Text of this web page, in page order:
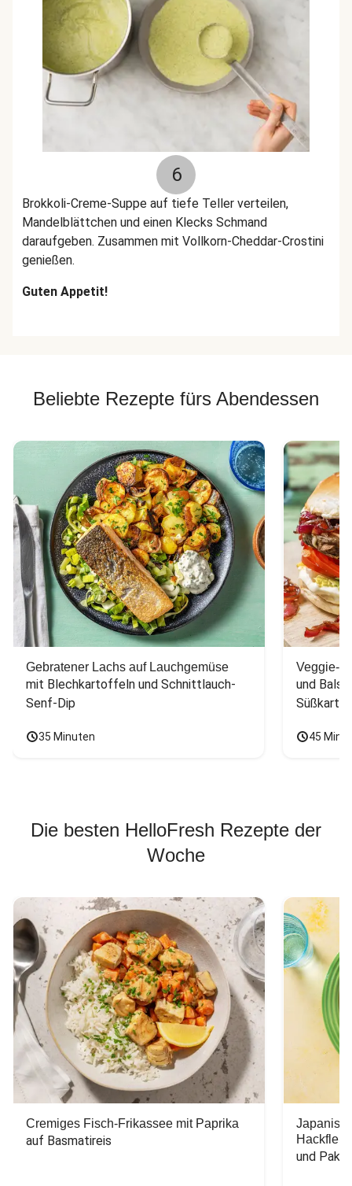
6
Brokkoli-Creme-Suppe auf tiefe Teller verteilen,
Mandelblättchen und einen Klecks Schmand
daraufgeben. Zusammen mit Vollkorn-Cheddar-Crostini
genießen.
Guten Appetit!
Beliebte Rezepte fürs Abendessen
Gebratener Lachs auf Lauchgemüse
mit Blechkartoffeln und Schnittlauch-
Senf-Dip
35 Minuten
Veggie-
und
45
Die besten HelloFresh Rezepte der
Woche
Cremiges Fisch-Frikassee mit Paprika
auf Basmatireis
und Pak